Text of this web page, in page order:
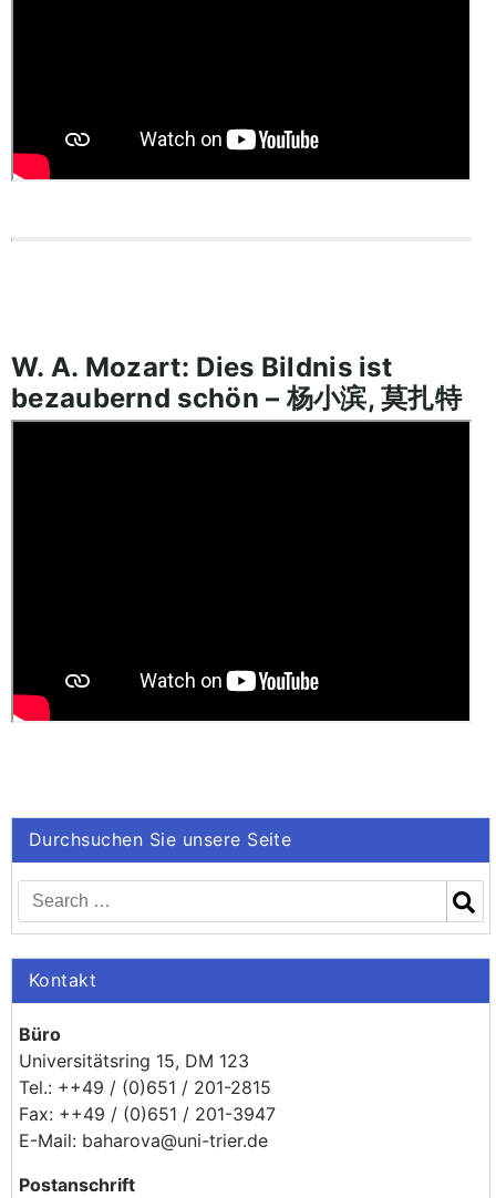
W. A. Mozart: Dies Bildnis ist
bezaubernd schön – 杨小滨, 莫扎特
Durchsuchen Sie unsere Seite
Kontakt
Büro
Universitätsring 15, DM 123
Tel.: ++49 / (0)651 / 201-2815
Fax: ++49 / (0)651 / 201-3947
E-Mail: baharova@uni-trier.de
Postanschrift